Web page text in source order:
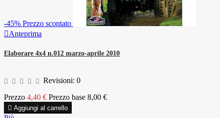
-45% Prezzo scontato
Anteprima
Elaborare 4x4 n.012 marzo-aprile 2010
Revisioni: 0
Prezzo 4,40 € Prezzo base 8,00 €
 Aggiungi al carrello